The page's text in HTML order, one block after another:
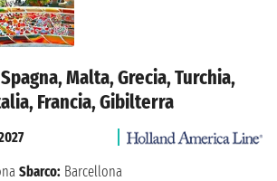
Malta, Grecia, Turchia,
Francia, Gibilterra
Sbarco: Barcellona